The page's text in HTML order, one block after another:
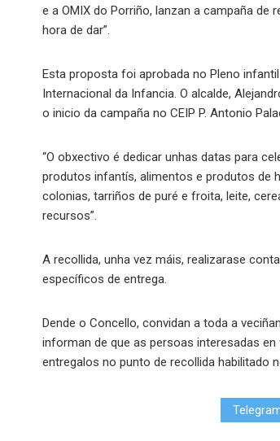
e a OMIX do Porriño, lanzan a campaña de
hora de dar”.
Esta proposta foi aprobada no Pleno
Internacional da Infancia. O alcalde,
o inicio da campaña no CEIP P. Antonio
“O obxectivo é dedicar unhas datas para
produtos infantís, alimentos e produtos de
colonias, tarriños de puré e froita, leite,
recursos”.
A recollida, unha vez máis, realizarase
específicos de entrega.
Dende o Concello, convidan a toda a
informan de que as persoas interesadas
entregalos no punto de recollida habilitado